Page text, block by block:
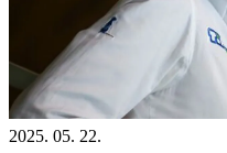
2025. 05. 22.